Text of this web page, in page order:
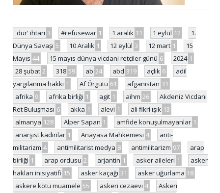
'dur' ihtarı 3 #refusewar 1 1 aralık 11 1 eylül 12
1.
Dünya Savaşı 5 10 Aralık 1 12 eylül 3 12 mart 1
15
Mayıs 44 15 mayıs dünya vicdani retçiler günü 6 2024 1
28 şubat 2 318 59 ab 24 abd 319 açlık 6
adil
yargılanma hakkı 1 Af Örgütü 61 afganistan 31
afrika 9 afrika birliği 1 agit 1 aihm 26
Akdeniz Vicdani
Ret Buluşması 6 akka 1 alevi 1 ali fikri ışık 13
almanya 128 Alper Sapan 1 amfide konuşulmayanlar 1
anarşist kadınlar 1 Anayasa Mahkemesi 4
anti-
militarizm 4 antimilitarist medya 8 antimilitarizm 97
arap
birliği 1 arap ordusu 2 arjantin 1 asker aileleri 1
asker
hakları inisiyatifi 15 asker kaçağı 31 asker uğurlama 18
askere kötü muamele 55 askeri cezaevi 4
Askeri